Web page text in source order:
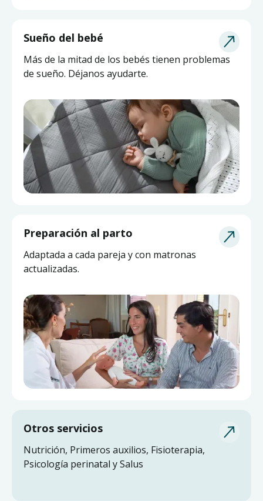
Asesoría de Lactancia
Pide ayuda a una matrona experta y actualizada
sin salir de casa.
Preparación al parto
Adaptada a cada pareja y con matronas
actualizadas.
Sueño del bebé
Más de la mitad de los bebés tienen problemas
de sueño. Déjanos ayudarte.
Otros servicios
Nutrición, Primeros auxilios, Fisioterapia,
Psicología perinatal y Salus